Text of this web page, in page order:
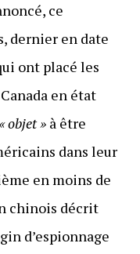
ce
dernier en date
ont placé les
en état
« objet » à être
dans leur
en moins de
chinois décrit
d’espionnage